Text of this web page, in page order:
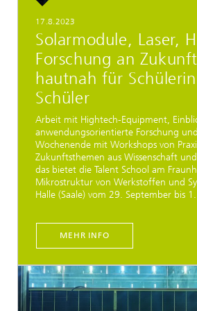
17.8.2023
Solarmodule, Laser,
Forschung an
hautnah für
Schüler
Arbeit mit Hightech-Equipment,
anwendungsorientierte Forschung
Wochenende mit Workshops von
Zukunftsthemen aus Wissenschaft und
das bietet die Talent School am
Mikrostruktur von Werkstoffen und
Halle (Saale) vom 29. September bis
MEHR INFO